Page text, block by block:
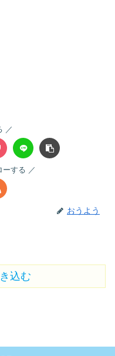
ーする
おうよう
込む